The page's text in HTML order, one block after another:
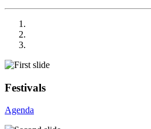
Festivals
Agenda